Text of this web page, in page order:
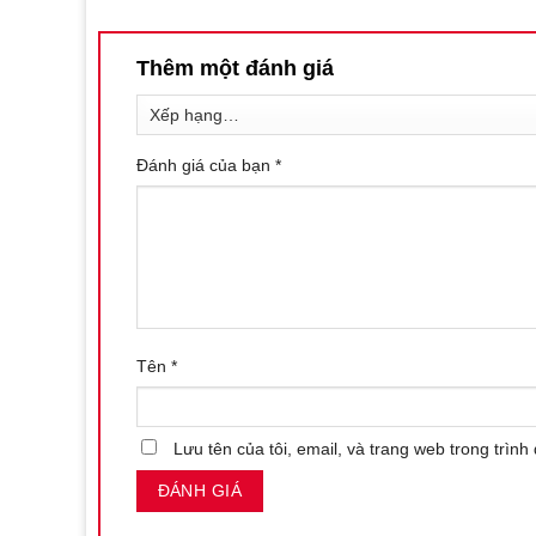
Bảo quản sản phẩm ở nơi khô ráo và tránh xa tầm
Một số câu hỏi liên quan đến sản phẩm Kẹo sâm
Kẹo sâm Xtreme Candy hỗ trợ tăng cường sinh lý
Để sử dụng hiệu quả, người dùng nên uống 1 viên mỗi
Cách bảo quản kẹo sâm Xtreme Candy sao cho
Người dùng nên bảo quản sản phẩm ở nhiệt độ dưới 30
mặt trời trực tiếp. Đồng thời, cần đặt sản phẩm ở nơi
Thêm một đánh giá
Đánh giá của bạn *
Tên *
Lưu tên của tôi, email, và trang web trong